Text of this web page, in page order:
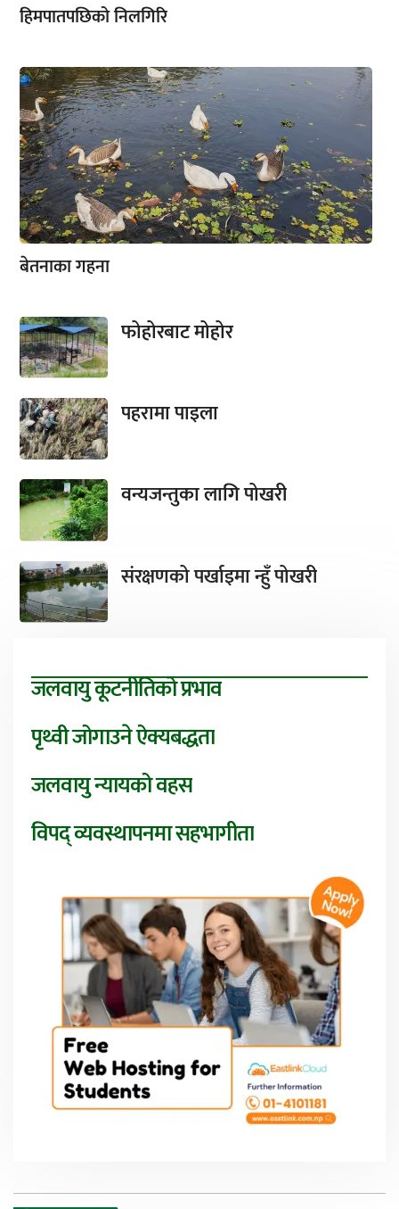
हिमपातपछिको निलगिरि
बेतनाका गहना
फोहोरबाट मोहोर
पहरामा पाइला
वन्यजन्तुका लागि पोखरी
संरक्षणको पर्खाइमा न्हुँ पोखरी
जलवायु कूटनीतिको प्रभाव
पृथ्वी जोगाउने ऐक्यबद्धता
जलवायु न्यायको वहस
विपद् व्यवस्थापनमा सहभागीता